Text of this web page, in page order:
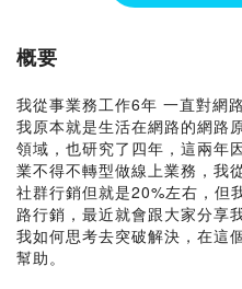
概要
我從事業務工作6年 一直對網
我原本就是生活在網路的網路
領域，也研究了四年，這兩年
業不得不轉型做線上業務，我
社群行銷但就是20%左右，但
路行銷，最近就會跟大家分享
我如何思考去突破解決，在這
幫助。